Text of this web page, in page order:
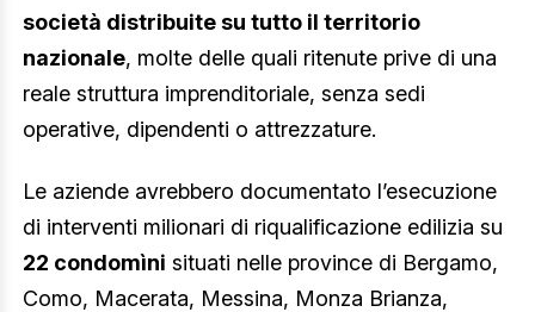
società distribuite su tutto il territorio
nazionale, molte delle quali ritenute prive di una
reale struttura imprenditoriale, senza sedi
operative, dipendenti o attrezzature.
Le aziende avrebbero documentato l’esecuzione
di interventi milionari di riqualificazione edilizia su
22 condomìni situati nelle province di Bergamo,
Como, Macerata, Messina, Monza Brianza,